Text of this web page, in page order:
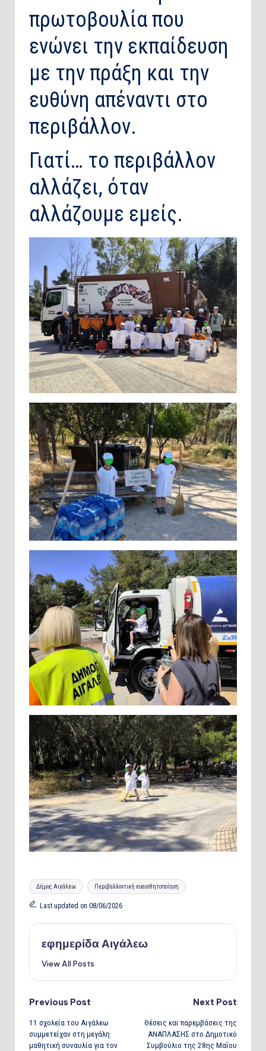
πρωτοβουλία που
ενώνει την εκπαίδευση
με την πράξη και την
ευθύνη απέναντι στο
περιβάλλον.
Γιατί… το περιβάλλον
αλλάζει, όταν
αλλάζουμε εμείς.
Tags:
Δήμος Αιγάλεω Περιβαλλοντική ευαισθητοποίηση
Last updated on 08/06/2026
εφημερίδα Αιγάλεω
View All Posts
Post
navigation
Previous Post
11 σχολεία του Αιγάλεω
συμμετείχαν στη μεγάλη
μαθητική συναυλία για τον
Next Post
Θέσεις και παρεμβάσεις της
ΑΝΑΠΛΑΣΗΣ στο Δημοτικό
Συμβούλιο της 28ης Μαΐου